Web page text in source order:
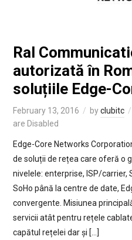
Ral
autorizată în
soluțiile Edge-
February 13, 2016 byclubitc
are Disabled
Edge-Core Networks
de soluții de rețea care oferă o
nivelele: enterprise, ISP/carrier,
SoHo până la centre de date,
convergente. Misiunea
servicii atât pentru rețele
capătul rețelei dar și […]